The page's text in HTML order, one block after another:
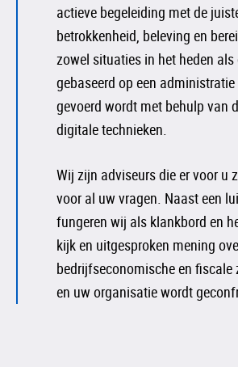
actieve begeleiding met de
betrokkenheid, beleving en
zowel situaties in het heden
gebaseerd op een
gevoerd wordt met behulp van
digitale technieken.
Wij zijn adviseurs die er voor u
voor al uw vragen. Naast een
fungeren wij als klankbord en
kijk en uitgesproken mening
bedrijfseconomische en fiscale
en uw organisatie wordt